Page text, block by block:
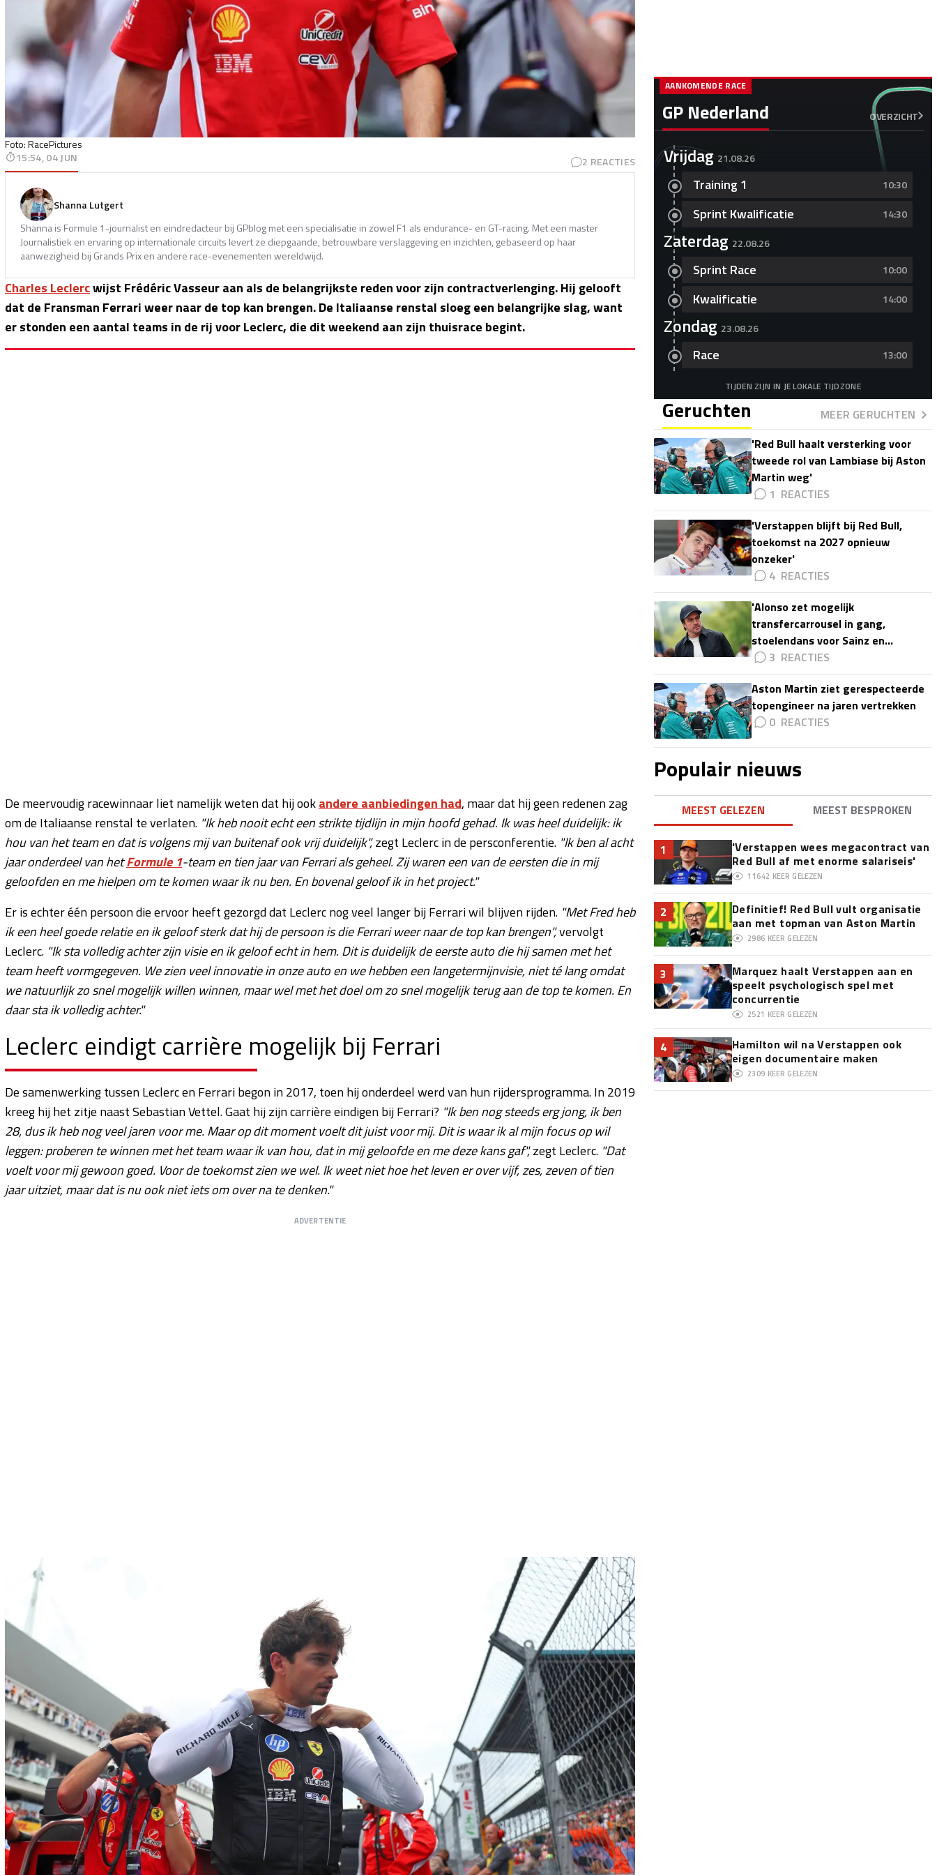
Foto: RacePictures
15:54, 04 JUN
2 REACTIES
Shanna Lutgert
Shanna is Formule 1-journalist en eindredacteur bij GPblog met een specialisatie in zowel F1 als endurance- en GT-racing. Met een master
Journalistiek en ervaring op internationale circuits levert ze diepgaande, betrouwbare verslaggeving en inzichten, gebaseerd op haar
aanwezigheid bij Grands Prix en andere race-evenementen wereldwijd.
Charles Leclercwijst Frédéric Vasseur aan als de belangrijkste reden voor zijn contractverlenging. Hij gelooft
dat de Fransman Ferrari weer naar de top kan brengen. De Italiaanse renstal sloeg een belangrijke slag, want
er stonden een aantal teams in de rij voor Leclerc, die dit weekend aan zijn thuisrace begint.
De meervoudig racewinnaar liet namelijk weten dat hij ookandere aanbiedingen had, maar dat hij geen redenen zag
om de Italiaanse renstal te verlaten. "Ik heb nooit echt een strikte tijdlijn in mijn hoofd gehad. Ik was heel duidelijk: ik
hou van het team en dat is volgens mij van buitenaf ook vrij duidelijk",zegt Leclerc in de persconferentie. "Ik ben al acht
jaar onderdeel van hetFormule 1-team en tien jaar van Ferrari als geheel. Zij waren een van de eersten die in mij
geloofden en me hielpen om te komen waar ik nu ben. En bovenal geloof ik in het project."
Er is echter één persoon die ervoor heeft gezorgd dat Leclerc nog veel langer bij Ferrari wil blijven rijden. "Met Fred heb
ik een heel goede relatie en ik geloof sterk dat hij de persoon is die Ferrari weer naar de top kan brengen",vervolgt
Leclerc. "Ik sta volledig achter zijn visie en ik geloof echt in hem. Dit is duidelijk de eerste auto die hij samen met het
team heeft vormgegeven. We zien veel innovatie in onze auto en we hebben een langetermijnvisie, niet té lang omdat
we natuurlijk zo snel mogelijk willen winnen, maar wel met het doel om zo snel mogelijk terug aan de top te komen. En
daar sta ik volledig achter."
Leclerc eindigt carrière mogelijk bij Ferrari
De samenwerking tussen Leclerc en Ferrari begon in 2017, toen hij onderdeel werd van hun rijdersprogramma. In 2019
kreeg hij het zitje naast Sebastian Vettel. Gaat hij zijn carrière eindigen bij Ferrari? "Ik ben nog steeds erg jong, ik ben
28, dus ik heb nog veel jaren voor me. Maar op dit moment voelt dit juist voor mij. Dit is waar ik al mijn focus op wil
leggen: proberen te winnen met het team waar ik van hou, dat in mij geloofde en me deze kans gaf",zegt Leclerc. "Dat
voelt voor mij gewoon goed. Voor de toekomst zien we wel. Ik weet niet hoe het leven er over vijf, zes, zeven of tien
jaar uitziet, maar dat is nu ook niet iets om over na te denken."
ADVERTENTIE
GP Nederland OVERZICHT
AANKOMENDE RACE
Vrijdag 21.08.26
Training 1 10:30
Sprint Kwalificatie 14:30
Zaterdag 22.08.26
Sprint Race 10:00
Kwalificatie 14:00
Zondag 23.08.26
Race 13:00
TIJDEN ZIJN IN JE LOKALE TIJDZONE
Geruchten
MEER GERUCHTEN
'Red Bull haalt versterking voor
tweede rol van Lambiase bij Aston
Martin weg'
1
'Verstappen blijft bij Red Bull,
toekomst na 2027 opnieuw
onzeker'
4
'Alonso zet mogelijk
transfercarrousel in gang,
stoelendans voor Sainz en
Colapinto'
3
Aston Martin ziet gerespecteerde
topengineer na jaren vertrekken
0
Populair nieuws
MEEST GELEZEN MEEST BESPROKEN
1
'Verstappen wees megacontract van
Red Bull af met enorme salariseis'
11642 KEER GELEZEN
2
Definitief! Red Bull vult organisatie
aan met topman van Aston Martin
2986 KEER GELEZEN
3
Marquez haalt Verstappen aan en
speelt psychologisch spel met
concurrentie
2521 KEER GELEZEN
4
Hamilton wil na Verstappen ook
eigen documentaire maken
2309 KEER GELEZEN